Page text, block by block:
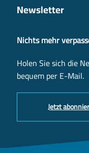
Newsletter
Nichts mehr
Holen Sie sich die
bequem per E-Mail.
Jetzt